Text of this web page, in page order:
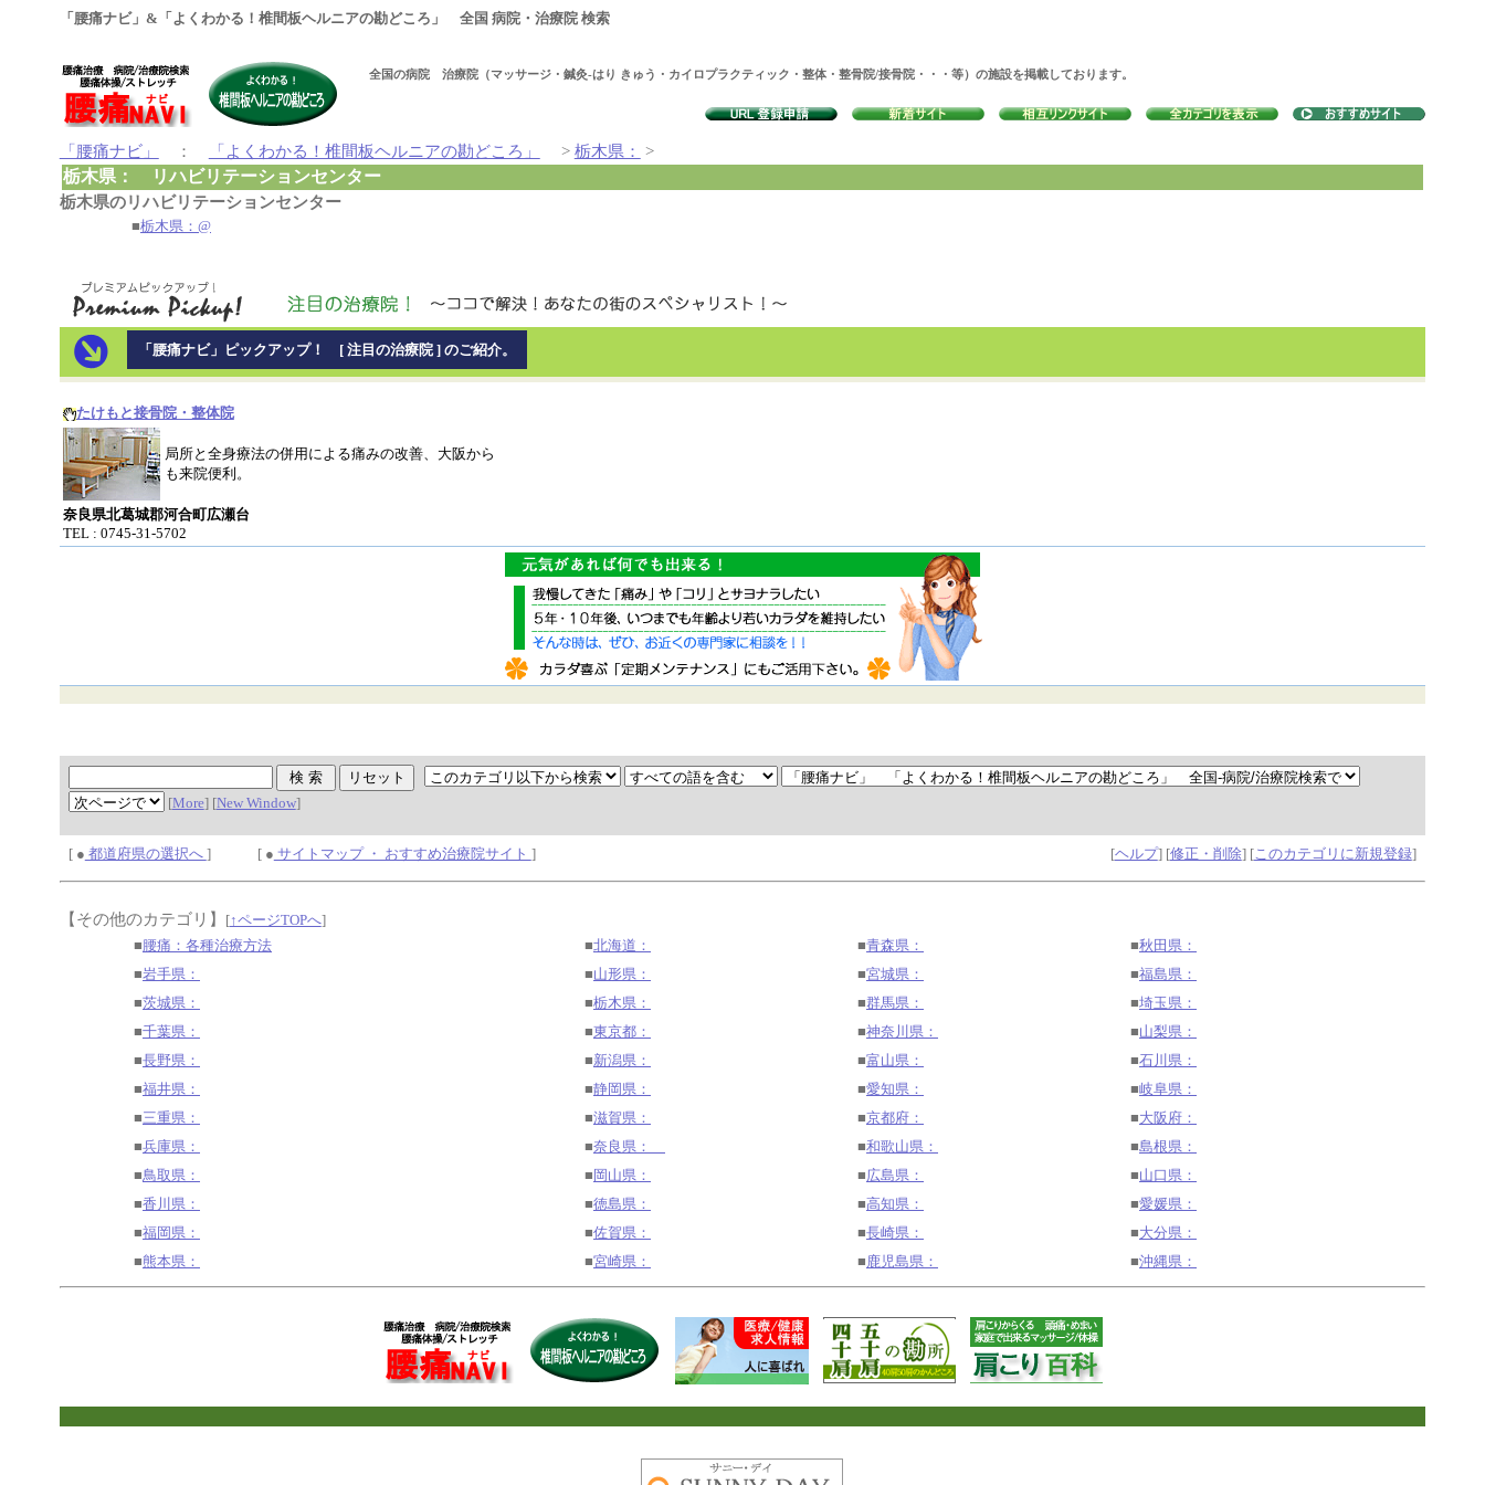
「腰痛ナビ」&「よくわかる！椎間板ヘルニアの勘どころ」 全国 病院・治療院 検索
全国の病院 治療院（マッサージ・鍼灸-はり きゅう・カイロプラクティック・整体・整骨院/接骨院・・・等）の施設を掲載しております。
「腰痛ナビ」 ： 「よくわかる！椎間板ヘルニアの勘どころ」 > 栃木県： >
栃木県： リハビリテーションセンター
栃木県のリハビリテーションセンター
■栃木県：@
「腰痛ナビ」ピックアップ！ [ 注目の治療院 ] のご紹介。
たけもと接骨院・整体院
局所と全身療法の併用による痛みの改善、大阪から
も来院便利。
奈良県北葛城郡河合町広瀬台
TEL : 0745-31-5702
[More] [New Window]
[ ● 都道府県の選択へ ] [ ● サイトマップ ・ おすすめ治療院サイト ] [ヘルプ] [修正・削除] [このカテゴリに新規登録]
【その他のカテゴリ】 [↑ページTOPへ]
■腰痛：各種治療方法 ■北海道： ■青森県： ■秋田県：
■岩手県： ■山形県： ■宮城県： ■福島県：
■茨城県： ■栃木県： ■群馬県： ■埼玉県：
■千葉県： ■東京都： ■神奈川県： ■山梨県：
■長野県： ■新潟県： ■富山県： ■石川県：
■福井県： ■静岡県： ■愛知県： ■岐阜県：
■三重県： ■滋賀県： ■京都府： ■大阪府：
■兵庫県： ■奈良県： ■和歌山県： ■島根県：
■鳥取県： ■ 岡山県： ■広島県： ■山口県：
■香川県： ■徳島県： ■高知県： ■愛媛県：
■福岡県： ■佐賀県： ■長崎県： ■大分県：
■熊本県： ■宮崎県： ■鹿児島県： ■沖縄県：